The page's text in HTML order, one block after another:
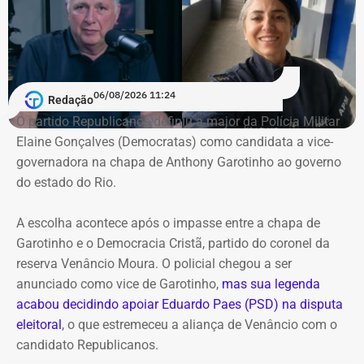
democrática, a paz social e podem caracterizar abuso no
exercício do mandato”.
Pedido de investigação
Na representação enviada ao Ministério Público Federal,
Alana Passos solicita a abertura de um procedimento
para apurar a autoria e a materialidade das condutas
atribuídas a André Janones. A vereadora também pede
crime, sejam adotadas as medidas legais cabíveis,
incluindo o eventual oferecimento de denúncia.
Para embasar o pedido, a parlamentar anexou capturas
de tela da publicação e os links das postagens
divulgadas por Janones nas redes sociais.
Redação06/08/2026 11:24
O partido Republicanos definiu a major da Polícia Militar
Elaine Gonçalves (Democratas) como candidata a vice-
governadora na chapa de Anthony Garotinho ao governo
do estado do Rio.
A escolha acontece após o impasse entre a chapa de
Garotinho e o Democracia Cristã, partido do coronel da
reserva Venâncio Moura. O policial chegou a ser
anunciado como vice de Garotinho, mas sua legenda
acabou decidindo apoiar Eduardo Paes (PSD) na disputa
eleitoral , o que estremeceu a aliança de Venâncio com o
candidato Republicanos.